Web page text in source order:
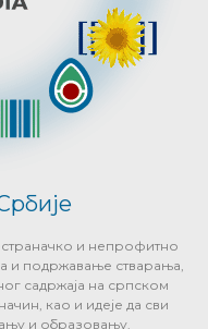
и непрофитно
и подржавање стварања,
садржаја на српском
као и идеје да сви
и образовању.